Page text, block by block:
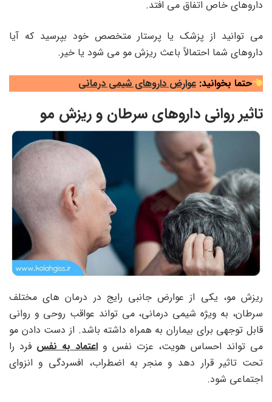
داروهای خاص اتفاق می افتد.
می توانید از پزشک یا پرستار متخصص خود بپرسید که آیا
داروهای شما احتمالاً باعث ریزش مو می شود یا خیر.
حتما بخوانید:عوارض داروهای شیمی درمانی
تاثیر روانی داروهای سرطان و ریزش مو
ریزش مو، یکی از عوارض جانبی رایج در درمان های مختلف
سرطان، به ویژه شیمی درمانی، می تواند عواقب روحی و روانی
قابل توجهی برای بیماران به همراه داشته باشد. از دست دادن مو
می تواند احساس هویت، عزت نفس و اعتماد به نفس فرد را
تحت تاثیر قرار دهد و منجر به اضطراب، افسردگی و انزوای
اجتماعی شود.